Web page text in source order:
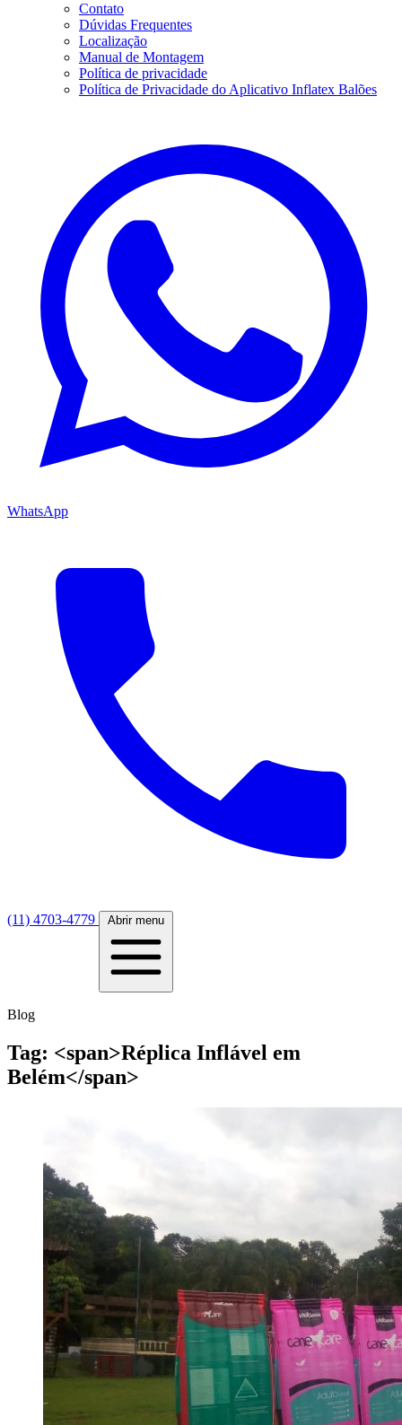
Contato
Dúvidas Frequentes
Localização
Manual de Montagem
Política de privacidade
Política de Privacidade do Aplicativo Inflatex Balões
WhatsApp
(11) 4703-4779 Abrir menu
Blog
Tag: <span>Réplica Inflável em
Belém</span>